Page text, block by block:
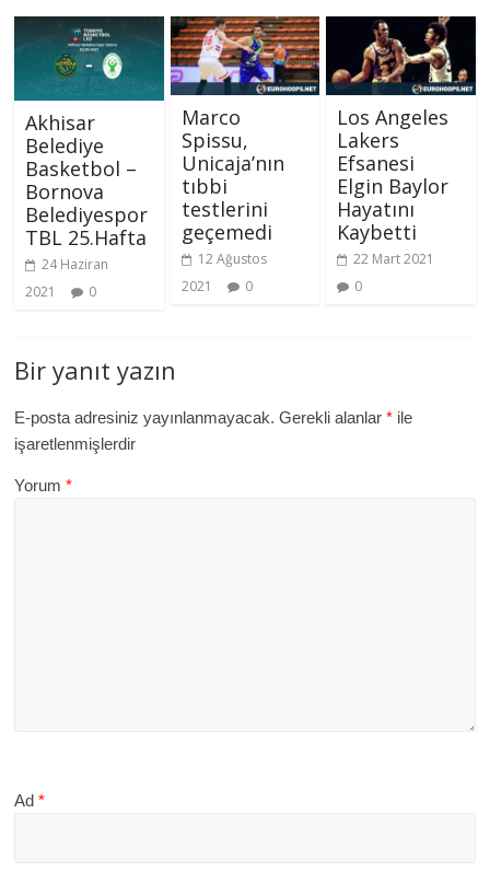
Akhisar
Belediye
Basketbol –
Bornova
Belediyespor
TBL 25.Hafta
24 Haziran
2021
0
Marco
Spissu,
Unicaja’nın
tıbbi
testlerini
geçemedi
12 Ağustos
2021
0
Los Angeles
Lakers
Efsanesi
Elgin Baylor
Hayatını
Kaybetti
22 Mart 2021
0
Bir yanıt yazın
E-posta adresiniz yayınlanmayacak. Gerekli alanlar* ile
işaretlenmişlerdir
Yorum*
Ad*